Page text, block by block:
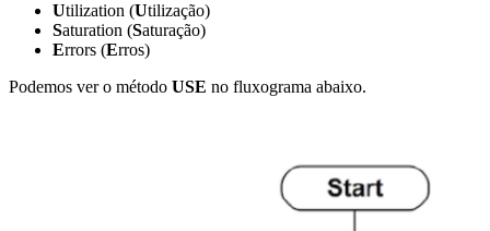
Utilization (Utilização)
Saturation (Saturação)
Errors (Erros)
Podemos ver o método USE no fluxograma abaixo.